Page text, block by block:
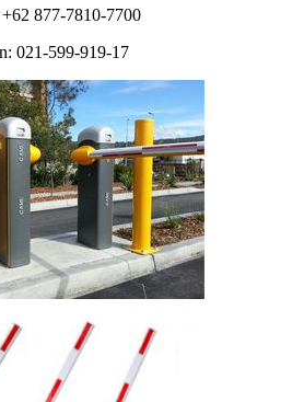
877-7810-7700
021-599-919-17